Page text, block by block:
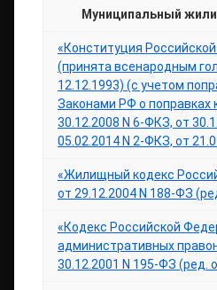
Муниципальный
«Конституция
(принята всенародным
12.12.1993) (с учетом
Законами РФ о поправках
30.12.2008 N 6-ФКЗ, от
05.02.2014 N 2-ФКЗ, от
«Жилищный кодекс
от 29.12.2004 N 188-ФЗ
«Кодекс Российской
административных
30.12.2001 N 195-ФЗ (ред.